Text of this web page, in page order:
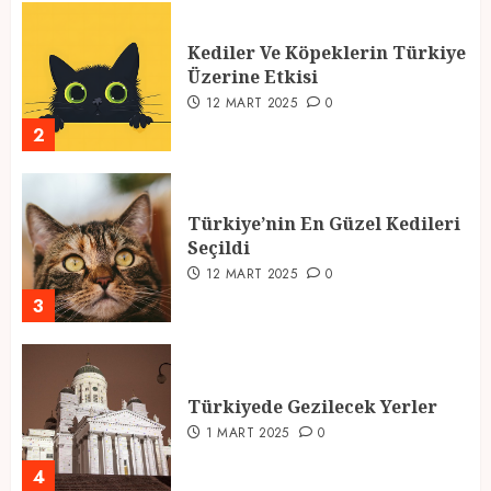
2
Kediler Ve Köpeklerin Türkiye
Üzerine Etkisi
12 MART 2025 0
3
Türkiye’nin En Güzel Kedileri
Seçildi
12 MART 2025 0
4
Türkiyede Gezilecek Yerler
1 MART 2025 0